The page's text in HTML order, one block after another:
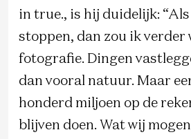
in true., is hij duidelijk:
stoppen, dan zou ik verder
fotografie. Dingen
dan vooral natuur. Maar
honderd miljoen op de
blijven doen. Wat wij